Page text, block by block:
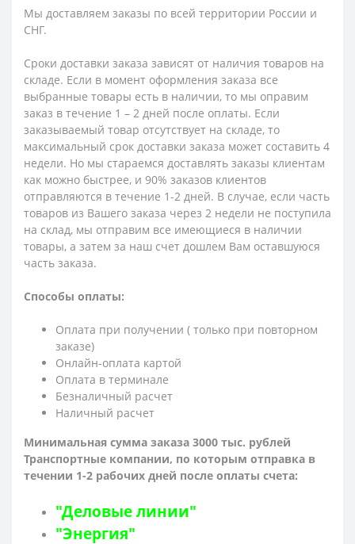
Мы доставляем заказы по всей территории России и
СНГ.
Сроки доставки заказа зависят от наличия товаров на
складе. Если в момент оформления заказа все
выбранные товары есть в наличии, то мы оправим
заказ в течение 1 – 2 дней после оплаты. Если
заказываемый товар отсутствует на складе, то
максимальный срок доставки заказа может составить 4
недели. Но мы стараемся доставлять заказы клиентам
как можно быстрее, и 90% заказов клиентов
отправляются в течение 1-2 дней. В случае, если часть
товаров из Вашего заказа через 2 недели не поступила
на склад, мы отправим все имеющиеся в наличии
товары, а затем за наш счет дошлем Вам оставшуюся
часть заказа.
Способы оплаты:
Оплата при получении ( только при повторном
заказе)
Онлайн-оплата картой
Оплата в терминале
Безналичный расчет
Наличный расчет
Минимальная сумма заказа 3000 тыс. рублей
Транспортные компании, по которым отправка в
течении 1-2 рабочих дней после оплаты счета:
"Деловые линии"
"Энергия"